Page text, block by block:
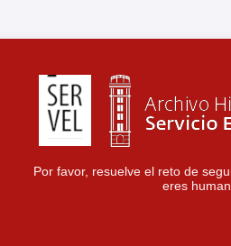
Por favor, resuelve el reto de
eres